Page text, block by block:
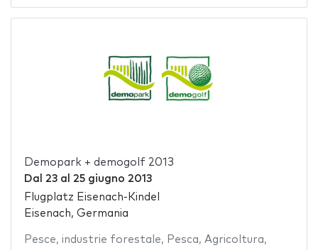
Demopark + demogolf 2013
Dal 23al 25 giugno 2013
Flugplatz Eisenach-Kindel
Eisenach, Germania
Pesce, industrie forestale, Pesca, Agricoltura,